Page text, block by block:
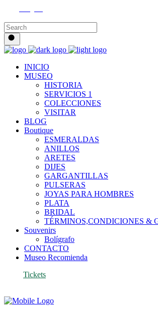
INICIO
MUSEO
HISTORIA
SERVICIOS 1
COLECCIONES
VISITAR
BLOG
Boutique
ESMERALDAS
ANILLOS
ARETES
DIJES
GARGANTILLAS
PULSERAS
JOYAS PARA HOMBRES
PLATA
BRIDAL
TÉRMINOS,CONDICIONES &
Souvenirs
Bolígrafo
CONTACTO
Museo Recomienda
Tickets